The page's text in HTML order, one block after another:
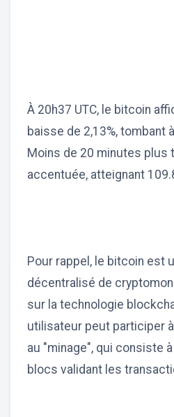
À 20h37 UTC, le bitcoin
baisse de 2,13%, tombant
Moins de 20 minutes plus
accentuée, atteignant
Pour rappel, le bitcoin est
décentralisé de
sur la technologie
utilisateur peut participer
au "minage", qui consiste
blocs validant les